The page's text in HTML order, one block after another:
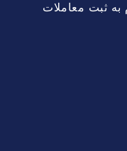
به ثبت معاملات